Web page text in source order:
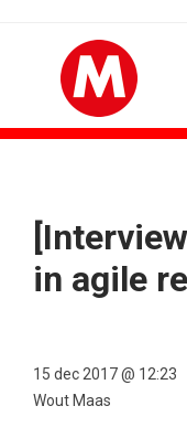
in agile
15 dec 2017 @ 12:23
Wout Maas